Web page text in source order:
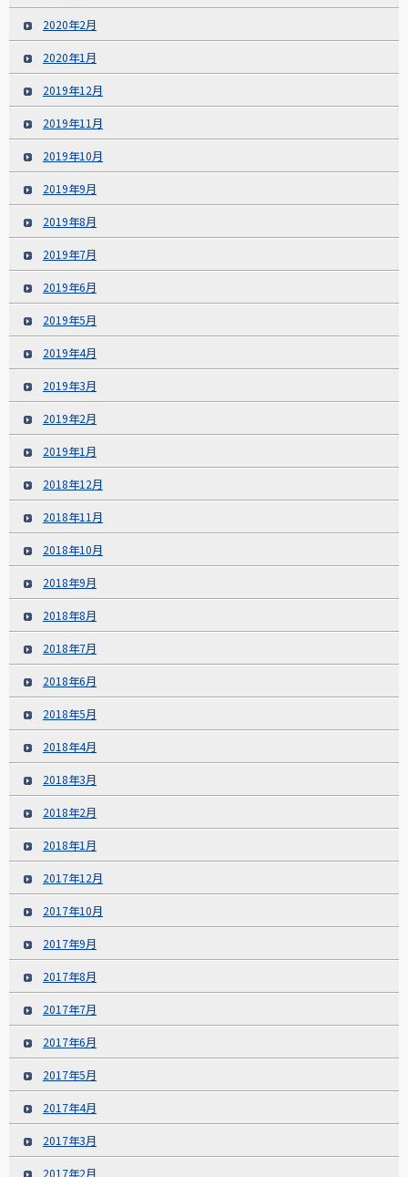
2020年2月
2020年1月
2019年12月
2019年11月
2019年10月
2019年9月
2019年8月
2019年7月
2019年6月
2019年5月
2019年4月
2019年3月
2019年2月
2019年1月
2018年12月
2018年11月
2018年10月
2018年9月
2018年8月
2018年7月
2018年6月
2018年5月
2018年4月
2018年3月
2018年2月
2018年1月
2017年12月
2017年10月
2017年9月
2017年8月
2017年7月
2017年6月
2017年5月
2017年4月
2017年3月
2017年2月